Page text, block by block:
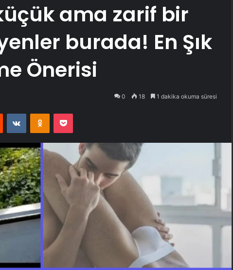
ama zarif bir
burada! En Şık
Önerisi
0 18 1 dakika okuma süresi
Reddit VKontakteOdnoklassniki
Pocket